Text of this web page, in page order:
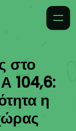
στο
104,6:
η